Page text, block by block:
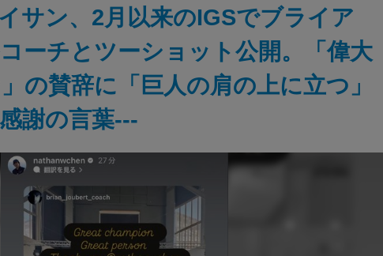
サン、2月以来のIGSでブライア
ーチとツーショット公開。「偉大
の賛辞に「巨人の肩の上に立つ」
謝の言葉---